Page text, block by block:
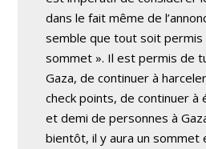
dans le fait même de
semble que tout soit permis
sommet ». Il est permis de
Gaza, de continuer à
check points, de continuer à
et demi de personnes à
bientôt, il y aura un sommet